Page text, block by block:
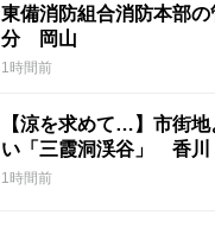
東備消防組合消防本部
分 岡山
1時間前
【涼を求めて…】市街
い「三霞洞渓谷」 香川
1時間前